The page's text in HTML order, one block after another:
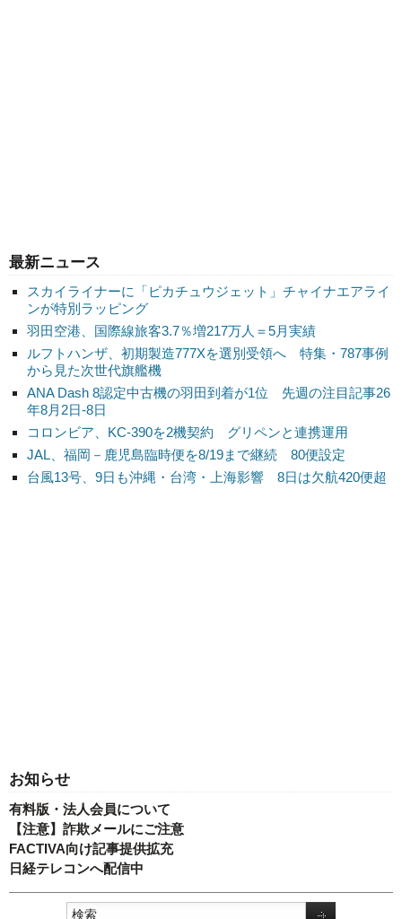
最新ニュース
スカイライナーに「ピカチュウジェット」チャイナエアライ
ンが特別ラッピング
羽田空港、国際線旅客3.7％増217万人＝5月実績
ルフトハンザ、初期製造777Xを選別受領へ 特集・787事例
から見た次世代旗艦機
ANA Dash 8認定中古機の羽田到着が1位 先週の注目記事26
年8月2日-8日
コロンビア、KC-390を2機契約 グリペンと連携運用
JAL、福岡－鹿児島臨時便を8/19まで継続 80便設定
台風13号、9日も沖縄・台湾・上海影響 8日は欠航420便超
お知らせ
有料版・法人会員について
【注意】詐欺メールにご注意
FACTIVA向け記事提供拡充
日経テレコンへ配信中